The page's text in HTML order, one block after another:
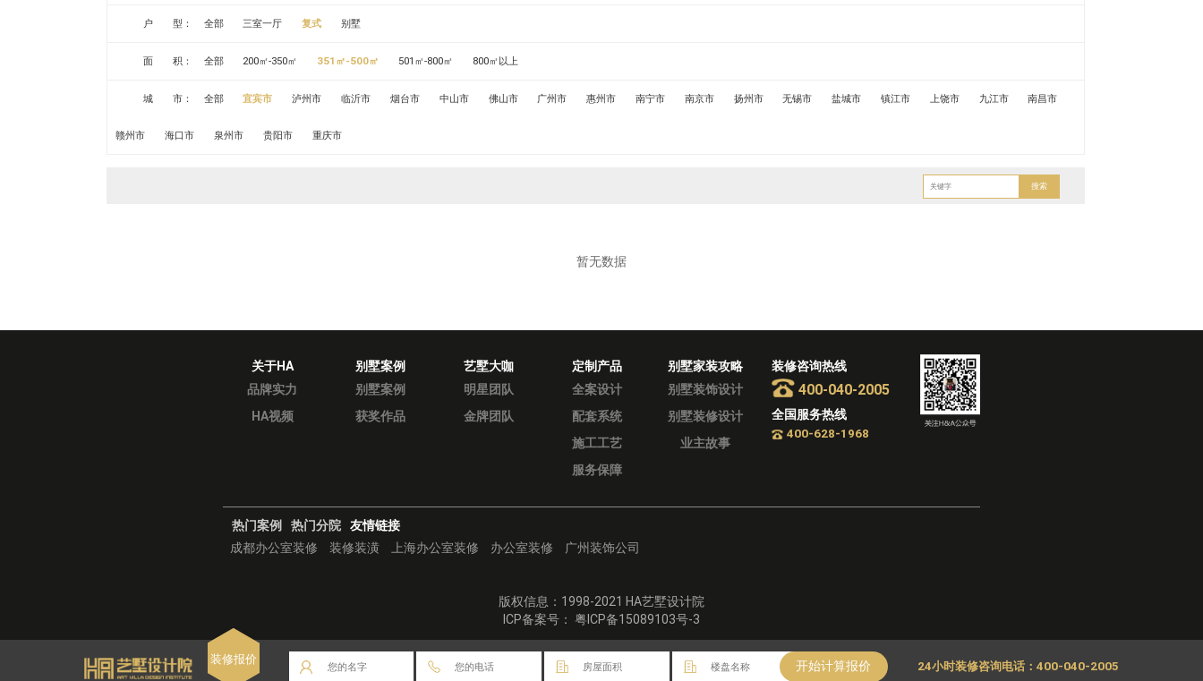
户 型： 全部 三室一厅 复式 别墅
面 积： 全部 200㎡-350㎡ 351㎡-500㎡ 501㎡-800㎡ 800㎡以上
城 市： 全部 宜宾市 泸州市 临沂市 烟台市 中山市 佛山市 广州市 惠州市 南宁市 南京市 扬州市 无锡市 盐城市 镇江市 上饶市 九江市 南昌市
赣州市 海口市 泉州市 贵阳市 重庆市
搜索
暂无数据
关于HA
品牌实力
HA视频
别墅案例
别墅案例
获奖作品
艺墅大咖
明星团队
金牌团队
定制产品
全案设计
配套系统
施工工艺
服务保障
别墅家装攻略
别墅装饰设计
别墅装修设计
业主故事
装修咨询热线
400-040-2005
全国服务热线
400-628-1968
热门案例 热门分院
友情链接
成都办公室装修
装修装潢 上海办公室装修 办公室装修 广州装饰公司
版权信息：1998-2021 HA艺墅设计院
ICP备案号： 粤ICP备15089103号-3
24小时装修咨询电话：400-040-2005
开始计算报价